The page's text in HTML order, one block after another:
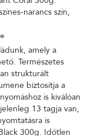
narancs szín,
amely a
Természetes
strukturált
biztosítja a
is kiválóan
13 tagja van,
is
300g. Időtlen